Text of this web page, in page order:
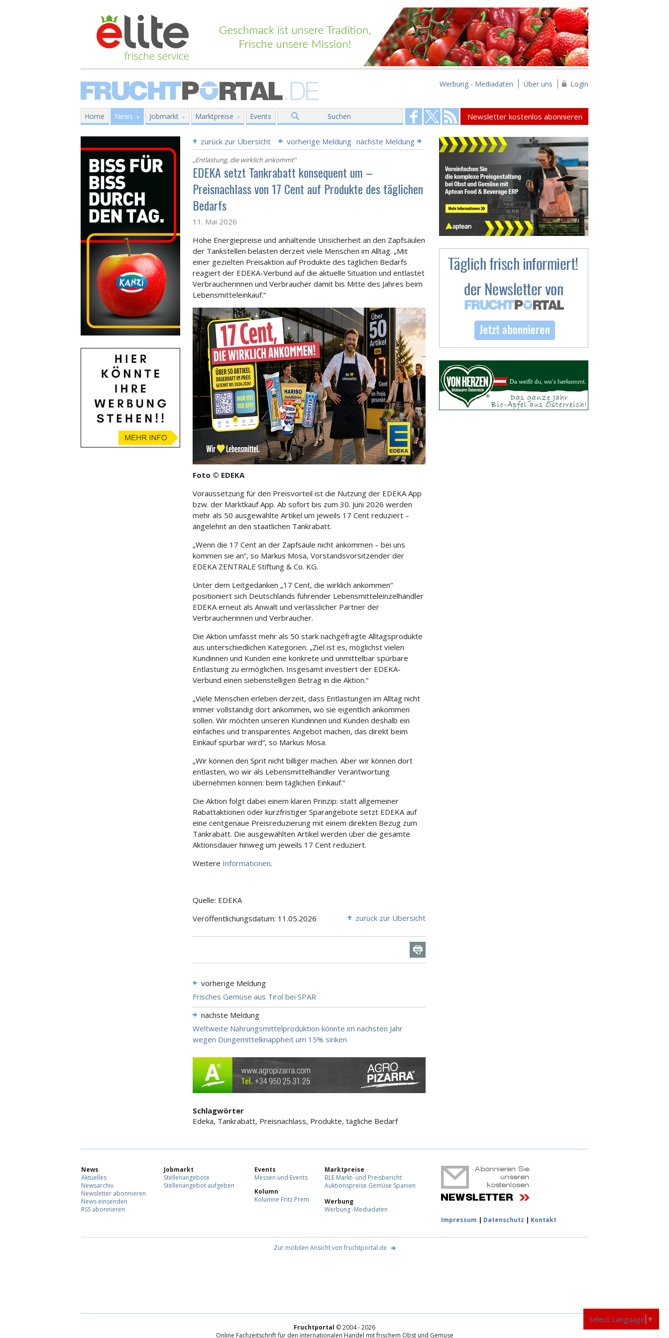
Werbung - Mediadaten Über uns Login
Home News Jobmarkt Marktpreise Events Suchen Newsletter kostenlos abonnieren
zurück zur Übersicht vorherige Meldung nächste Meldung
„Entlastung, die wirklich ankommt“
EDEKA setzt Tankrabatt konsequent um –
Preisnachlass von 17 Cent auf Produkte des täglichen
Bedarfs
11. Mai 2026
Hohe Energiepreise und anhaltende Unsicherheit an den Zapfsäulen
der Tankstellen belasten derzeit viele Menschen im Alltag. „Mit
einer gezielten Preisaktion auf Produkte des täglichen Bedarfs
reagiert der EDEKA-Verbund auf die aktuelle Situation und entlastet
Verbraucherinnen und Verbraucher damit bis Mitte des Jahres beim
Lebensmitteleinkauf.“
Foto © EDEKA
Voraussetzung für den Preisvorteil ist die Nutzung der EDEKA App
bzw. der Marktkauf App. Ab sofort bis zum 30. Juni 2026 werden
mehr als 50 ausgewählte Artikel um jeweils 17 Cent reduziert –
angelehnt an den staatlichen Tankrabatt.
„Wenn die 17 Cent an der Zapfsäule nicht ankommen – bei uns
kommen sie an“, so Markus Mosa, Vorstandsvorsitzender der
EDEKA ZENTRALE Stiftung & Co. KG.
Unter dem Leitgedanken „17 Cent, die wirklich ankommen“
positioniert sich Deutschlands führender Lebensmitteleinzelhändler
EDEKA erneut als Anwalt und verlässlicher Partner der
Verbraucherinnen und Verbraucher.
Die Aktion umfasst mehr als 50 stark nachgefragte Alltagsprodukte
aus unterschiedlichen Kategorien. „Ziel ist es, möglichst vielen
Kundinnen und Kunden eine konkrete und unmittelbar spürbare
Entlastung zu ermöglichen. Insgesamt investiert der EDEKA-
Verbund einen siebenstelligen Betrag in die Aktion.“
„Viele Menschen erleben derzeit, dass Entlastungen im Alltag nicht
immer vollständig dort ankommen, wo sie eigentlich ankommen
sollen. Wir möchten unseren Kundinnen und Kunden deshalb ein
einfaches und transparentes Angebot machen, das direkt beim
Einkauf spürbar wird“, so Markus Mosa.
„Wir können den Sprit nicht billiger machen. Aber wir können dort
entlasten, wo wir als Lebensmittelhändler Verantwortung
übernehmen können: beim täglichen Einkauf.“
Die Aktion folgt dabei einem klaren Prinzip: statt allgemeiner
Rabattaktionen oder kurzfristiger Sparangebote setzt EDEKA auf
eine centgenaue Preisreduzierung mit einem direkten Bezug zum
Tankrabatt. Die ausgewählten Artikel werden über die gesamte
Aktionsdauer hinweg um jeweils 17 Cent reduziert.
Weitere Informationen.
Quelle: EDEKA
Veröffentlichungsdatum: 11.05.2026
zurück zur Übersicht
vorherige Meldung
Frisches Gemüse aus Tirol bei SPAR
nächste Meldung
Weltweite Nahrungsmittelproduktion könnte im nächsten Jahr
wegen Düngemittelknappheit um 15% sinken
Schlagwörter
Edeka, Tankrabatt, Preisnachlass, Produkte, tägliche Bedarf
News
Aktuelles
Newsarchiv
Newsletter abonnieren
News einsenden
RSS abonnieren
Jobmarkt
Stellenangebote
Stellenangebot aufgeben
Events
Messen und Events
Kolumn
Kolumne Fritz Prem
Marktpreise
BLE Markt- und Preisbericht
Auktionspreise Gemüse Spanien
Werbung
Werbung -Mediadaten
Impressum | Datenschutz | Kontakt
Zur mobilen Ansicht von fruchtportal.de
Fruchtportal © 2004 - 2026
Online Fachzeitschrift für den internationalen Handel mit frischem Obst und Gemüse
Select Language ▼